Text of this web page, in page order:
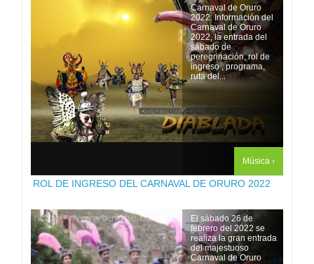
Carnaval de Oruro
2022. Información del
Carnaval de Oruro
2022, la entrada del
sábado de
peregrinación, rol de
ingreso , programa,
ruta del...
Música ›
ROL DE INGRESO DEL CARNAVAL DE ORURO 2022
El sábado 26 de
febrero del 2022 se
realiza la gran entrada
del majestuoso
Carnaval de Oruro